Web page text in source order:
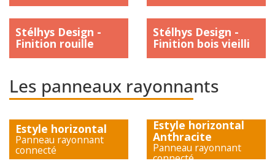
Stélhys Design -
Finition rouille
Stélhys Design -
Finition bois vieilli
Les panneaux rayonnants
Estyle horizontal
Panneau rayonnant
connecté
Estyle horizontal
Anthracite
Panneau rayonnant
connecté